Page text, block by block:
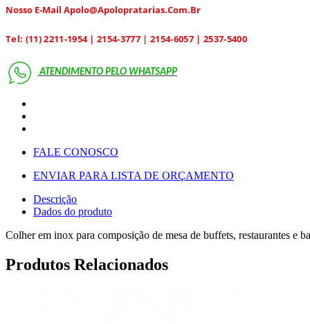
Nosso E-Mail Apolo@apolopratarias.com.br
Tel: (11) 2211-1954 | 2154-3777 | 2154-6057 | 2537-5400
ATENDIMENTO PELO WHATSAPP
FALE CONOSCO
ENVIAR PARA LISTA DE ORÇAMENTO
Descrição
Dados do produto
Colher em inox para composição de mesa de buffets, restaurantes e
Produtos Relacionados